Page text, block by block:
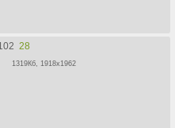
28
1319Кб, 1918x1962